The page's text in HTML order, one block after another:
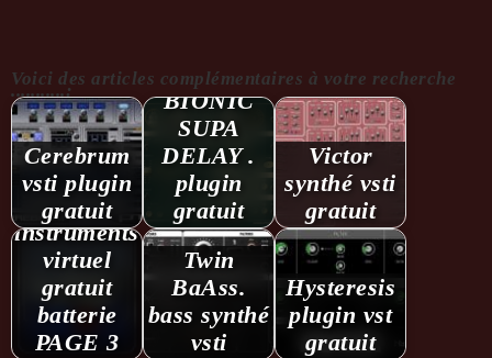
Voici des articles complémentaires à votre recherche
...........:
Cerebrum
vsti plugin
gratuit
vst
BIONIC
SUPA
DELAY .
plugin
gratuit
Victor
synthé vsti
gratuit
instruments
virtuel
gratuit
batterie
PAGE 3
Twin
BaAss.
bass synthé
vsti
Hysteresis
plugin vst
gratuit